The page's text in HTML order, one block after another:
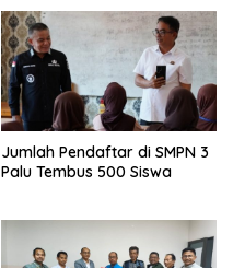
Jumlah Pendaftar di SMPN 3
Palu Tembus 500 Siswa